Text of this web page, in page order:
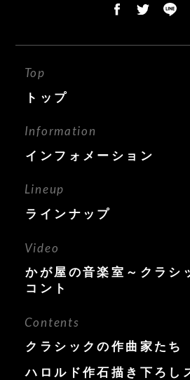
Top
トップ
Information
インフォメーション
Lineup
ラインナップ
Video
かが屋の音楽室～クラシ
コント
Contents
クラシックの作曲家たち
ハロルド作石描き下ろし